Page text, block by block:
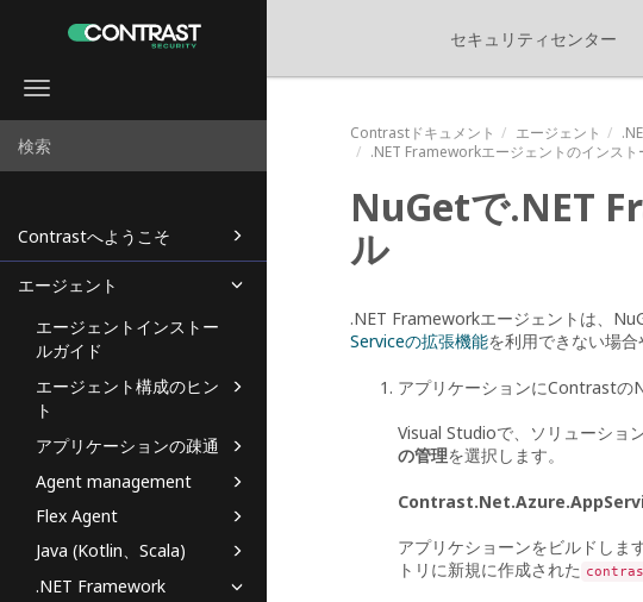
Toggle
Contrastへようこそ
エージェント
エージェントインストー
ルガイド
エージェント構成のヒン
ト
アプリケーションの疎通
Agent management
Flex Agent
Java (Kotlin、Scala)
.NET Framework
セキュリティセンター
Contrastドキュメント エージェント
.NET Frameworkエージェントのインスト
NuGetで.NET
ル
.NET Frameworkエージェントは、
Serviceの拡張機能を利用できない場
アプリケーションにContrastの
Visual Studioで、ソリューショ
の管理を選択します。
アプリケショーンをビルドしま
トリに新規に作成された